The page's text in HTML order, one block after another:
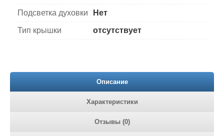
Подсветка духовки Нет
Тип крышки отсутствует
Описание
Характеристики
Отзывы (0)